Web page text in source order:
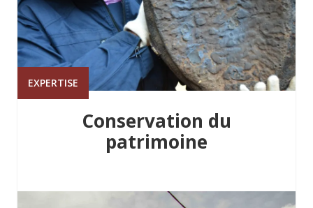
EXPERTISE
Conservation du
patrimoine